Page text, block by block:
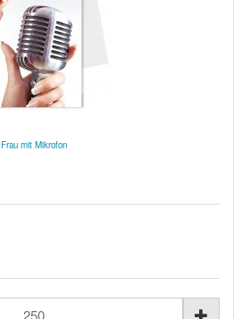
Frau mit Mikrofon